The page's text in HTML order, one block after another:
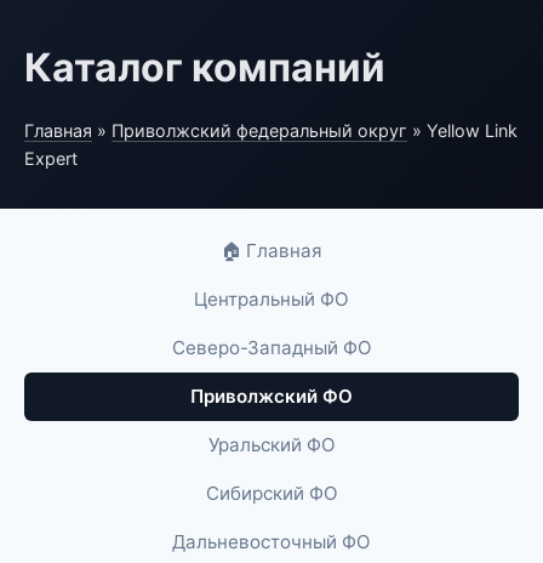
Каталог компаний
Главная » Приволжский федеральный округ » Yellow Link
Expert
🏠 Главная
Центральный ФО
Северо-Западный ФО
Приволжский ФО
Уральский ФО
Сибирский ФО
Дальневосточный ФО